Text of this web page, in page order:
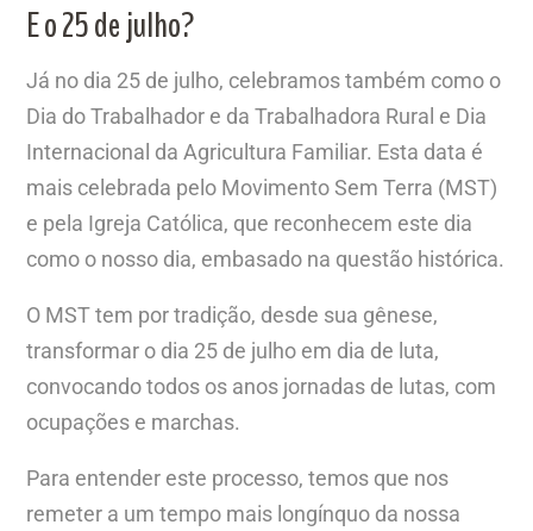
E o 25 de julho?
Já no dia 25 de julho, celebramos também como o
Dia do Trabalhador e da Trabalhadora Rural e Dia
Internacional da Agricultura Familiar. Esta data é
mais celebrada pelo Movimento Sem Terra (MST)
e pela Igreja Católica, que reconhecem este dia
como o nosso dia, embasado na questão histórica.
O MST tem por tradição, desde sua gênese,
transformar o dia 25 de julho em dia de luta,
convocando todos os anos jornadas de lutas, com
ocupações e marchas.
Para entender este processo, temos que nos
remeter a um tempo mais longínquo da nossa